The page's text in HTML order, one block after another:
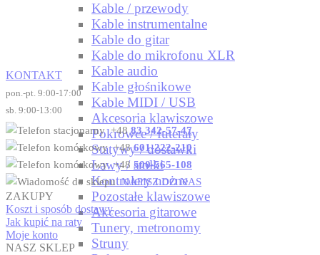
Kable / przewody
Kable instrumentalne
Kable do gitar
Kable do mikrofonu XLR
Kable audio
Kable głośnikowe
Kable MIDI / USB
Akcesoria klawiszowe
Pokrowce / futerały
Statywy / dostawki
Ławy / stołki
Kontrolery nożne
Pozostałe klawiszowe
Akcesoria gitarowe
Tunery, metronomy
Struny
KONTAKT
pon.-pt. 9:00-17:00
sb. 9:00-13:00
+4883 342-57-47
+48601-222-210
+48 500-565-108
NAPISZ DO NAS
ZAKUPY
Koszt i sposób dostawy
Jak kupić na raty
Moje konto
NASZ SKLEP